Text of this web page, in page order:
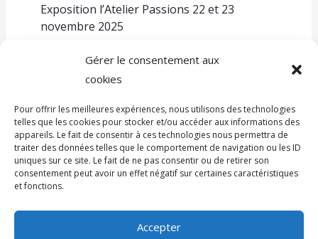
Gérer le consentement aux
cookies
Pour offrir les meilleures expériences, nous utilisons des technologies
telles que les cookies pour stocker et/ou accéder aux informations des
appareils. Le fait de consentir à ces technologies nous permettra de
traiter des données telles que le comportement de navigation ou les ID
uniques sur ce site. Le fait de ne pas consentir ou de retirer son
consentement peut avoir un effet négatif sur certaines caractéristiques
et fonctions.
Accepter
Exposition l’Atelier Passions 22 et 23
novembre 2025
© Copyright 2026 Atelier Passions.
L’association
Nos activités